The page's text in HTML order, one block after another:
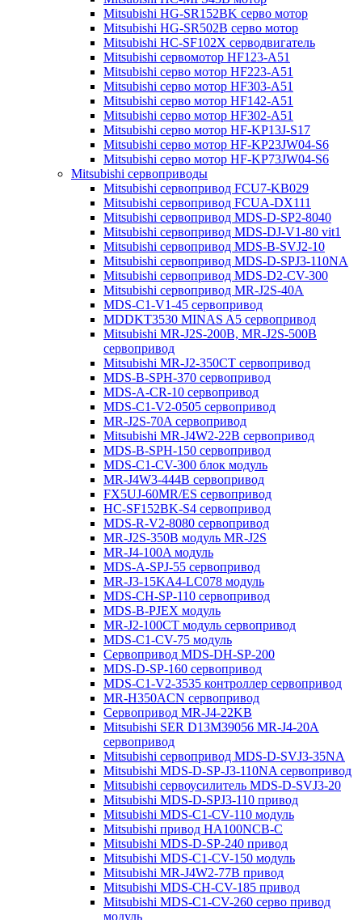
Mitsubishi HG-SR152BK серво мотор
Mitsubishi HG-SR502B серво мотор
Mitsubishi HC-SF102X серводвигатель
Mitsubishi сервомотор HF123-A51
Mitsubishi серво мотор HF223-A51
Mitsubishi серво мотор HF303-A51
Mitsubishi серво мотор HF142-A51
Mitsubishi серво мотор HF302-A51
Mitsubishi серво мотор HF-KP13J-S17
Mitsubishi серво мотор HF-KP23JW04-S6
Mitsubishi серво мотор HF-KP73JW04-S6
Mitsubishi сервоприводы
Mitsubishi сервопривод FCU7-KB029
Mitsubishi сервопривод FCUA-DX111
Mitsubishi сервопривод MDS-D-SP2-8040
Mitsubishi сервопривод MDS-DJ-V1-80 vit1
Mitsubishi сервопривод MDS-B-SVJ2-10
Mitsubishi сервопривод MDS-D-SPJ3-110NA
Mitsubishi сервопривод MDS-D2-CV-300
Mitsubishi сервопривод MR-J2S-40A
MDS-C1-V1-45 сервопривод
MDDKT3530 MINAS A5 сервопривод
Mitsubishi MR-J2S-200B, MR-J2S-500B
сервопривод
Mitsubishi MR-J2-350CT сервопривод
MDS-B-SPH-370 сервопривод
MDS-A-CR-10 сервопривод
MDS-C1-V2-0505 сервопривод
MR-J2S-70A сервопривод
Mitsubishi MR-J4W2-22B сервопривод
MDS-B-SPH-150 сервопривод
MDS-C1-CV-300 блок модуль
MR-J4W3-444B сервопривод
FX5UJ-60MR/ES сервопривод
HC-SF152BK-S4 сервопривод
MDS-R-V2-8080 сервопривод
MR-J2S-350B модуль MR-J2S
MR-J4-100A модуль
MDS-A-SPJ-55 сервопривод
MR-J3-15KA4-LC078 модуль
MDS-CH-SP-110 сервопривод
MDS-B-PJEX модуль
MR-J2-100CT модуль сервопривод
MDS-C1-CV-75 модуль
Сервопривод MDS-DH-SP-200
MDS-D-SP-160 сервопривод
MDS-C1-V2-3535 контроллер сервопривод
MR-H350ACN сервопривод
Сервопривод MR-J4-22KB
Mitsubishi SER D13M39056 MR-J4-20A
сервопривод
Mitsubishi сервопривод MDS-D-SVJ3-35NA
Mitsubishi MDS-D-SP-J3-110NA сервопривод
Mitsubishi сервоусилитель MDS-D-SVJ3-20
Mitsubishi MDS-D-SPJ3-110 привод
Mitsubishi MDS-C1-CV-110 модуль
Mitsubishi привод HA100NCB-C
Mitsubishi MDS-D-SP-240 привод
Mitsubishi MDS-C1-CV-150 модуль
Mitsubishi MR-J4W2-77B привод
Mitsubishi MDS-CH-CV-185 привод
Mitsubishi MDS-C1-CV-260 серво привод
модуль